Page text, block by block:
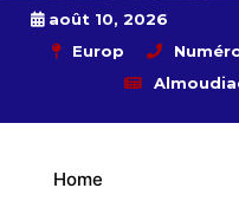
août 10, 2026
Europ
Home